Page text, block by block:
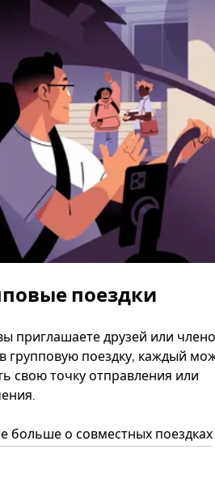
поездки
приглашаете друзей или
групповую поездку, каждый
свою точку отправления или
больше о совместных поездках